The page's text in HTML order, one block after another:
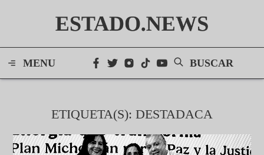
ESTADO.NEWS
MENU BUSCAR
ETIQUETA(S): DESTADACA